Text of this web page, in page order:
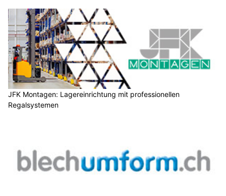
JFK Montagen: Lagereinrichtung mit professionellen
Regalsystemen